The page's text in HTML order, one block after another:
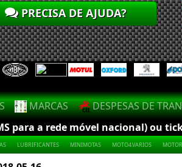
PRECISA DE AJUDA?
MARCAS DESPESAS DE
para a rede móvel nacional) ou
LUBRIFICANTES MINIMOTAS MOTO4.VARIOS